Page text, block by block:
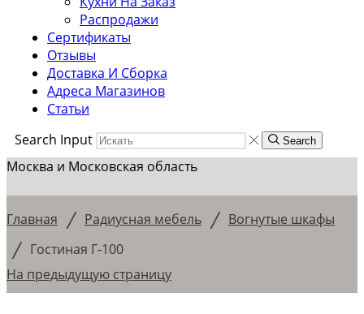
Распродажи
Сертификаты
Отзывы
Доставка И Сборка
Адреса Магазинов
Статьи
Search Input
Search
Москва и Московская область
Главная / Радиусная мебель / Вогнутые шкафы
/ Гостиная Г-100
На предыдущую страницу